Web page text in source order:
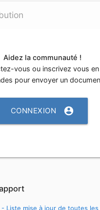
Aidez la communauté !
vous ou inscrivez vous
pour envoyer un
CONNEXION account_circle
- Liste mise à jour de toutes les